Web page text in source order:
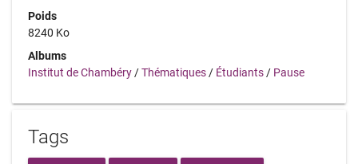
Poids
8240 Ko
Albums
Institut de Chambéry /Thématiques / Étudiants / Pause
Tags